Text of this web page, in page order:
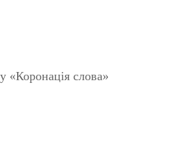
«Коронація слова»